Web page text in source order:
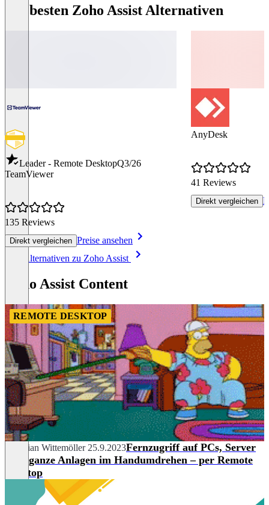
Die besten Zoho Assist Alternativen
Leader - Remote DesktopQ3/26
TeamViewer
135 Reviews
Direkt vergleichen Preise ansehen
AnyDesk
41 Reviews
Direkt vergleichen
Alle Alternativen zu Zoho Assist
Zoho Assist Content
REMOTE DESKTOP
Christian Wittemöller 25.9.2023Fernzugriff auf PCs, Server
oder ganze Anlagen im Handumdrehen – per Remote
Desktop